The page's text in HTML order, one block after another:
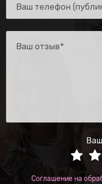
Соглашение на